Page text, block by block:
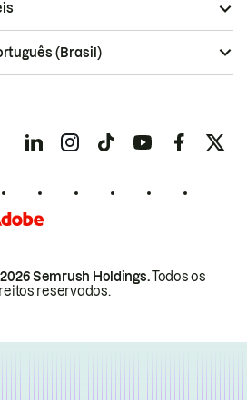
Semrush Holdings.Todos os
reservados.
(Brasil)